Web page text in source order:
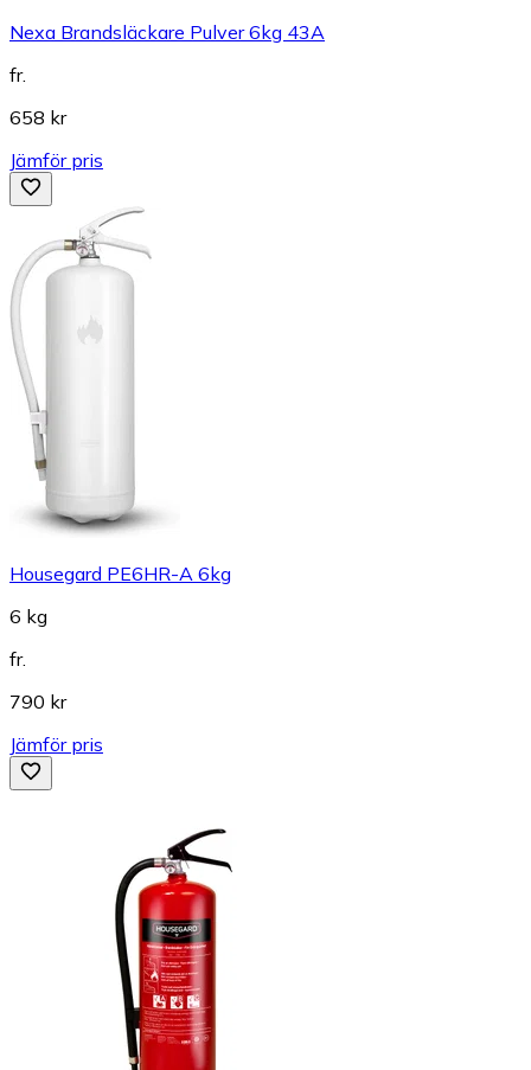
Nexa Brandsläckare Pulver 6kg 43A
fr.
658 kr
Jämför pris
Housegard PE6HR-A 6kg
6 kg
fr.
790 kr
Jämför pris